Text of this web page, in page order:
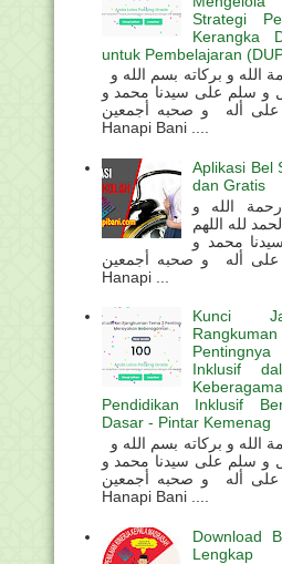
Strategi
Kerangka
untuk Pembelajaran
و سلم على سيدنا محمد و
على أله و صحبه أجمعين Salam Sahabat
Hanapi Bani ....
Aplikasi Bel
dan Gratis
الله و
لله اللهم
محمد و
على أله و صحبه أجمعين Salam Sahabat
Hanapi ...
Kunci
Inklusif
Pendidikan Inklusif
Dasar - Pintar Kemenag
و سلم على سيدنا محمد و
على أله و صحبه أجمعين Salam Sahabat
Hanapi Bani ....
Download
Lengkap